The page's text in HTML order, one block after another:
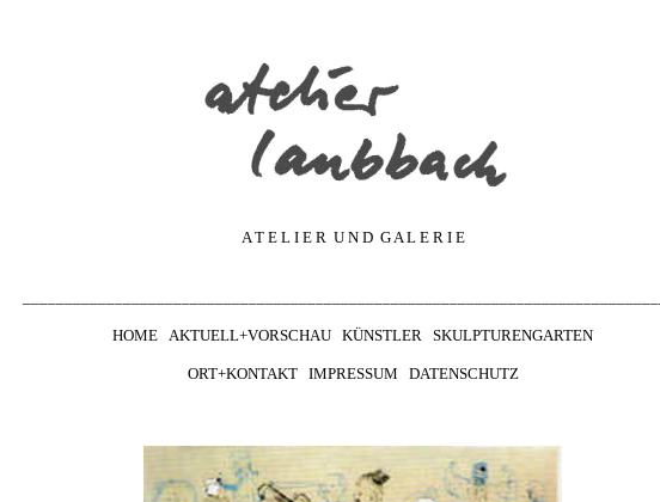
A T E L I E R U N D G A L E R I E
HOME AKTUELL+VORSCHAU KÜNSTLER SKULPTURENGARTEN
ORT+KONTAKT IMPRESSUM DATENSCHUTZ